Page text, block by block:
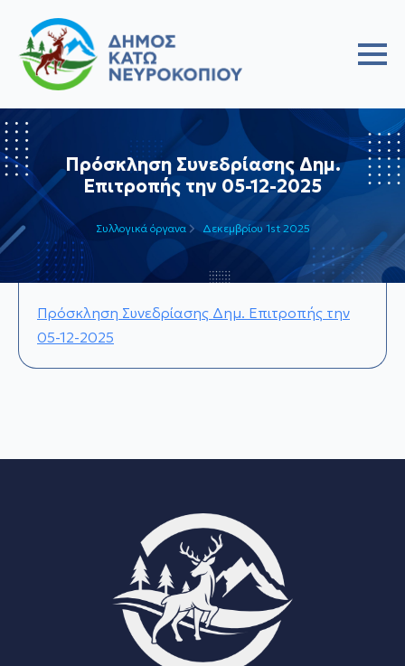
Πρόσκληση Συνεδρίασης Δημ.
Επιτροπής την 05-12-2025
Συλλογικά όργανα Δεκεμβρίου 1st 2025
Πρόσκληση Συνεδρίασης Δημ. Επιτροπής την
05-12-2025